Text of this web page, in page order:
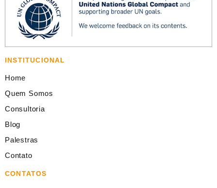
INSTITUCIONAL
Home
Quem Somos
Consultoria
Blog
Palestras
Contato
CONTATOS